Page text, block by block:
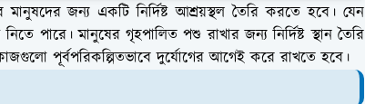
জন্য একটি নির্দিষ্ট আশ্রয়স্থল তৈরি করতে হবে। যেন
পারে। মানুষের গৃহপালিত পশু রাখার জন্য নির্দিষ্ট স্থান তৈরি
পূর্বপরিকল্পিতভাবে দুর্যোগের আগেই করে রাখতে হবে।